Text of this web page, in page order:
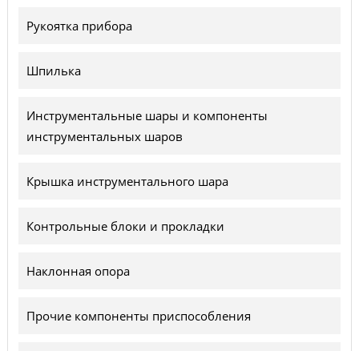
Рукоятка прибора
Шпилька
Инструментальные шары и компоненты
инструментальных шаров
Крышка инструментального шара
Контрольные блоки и прокладки
Наклонная опора
Прочие компоненты приспособления